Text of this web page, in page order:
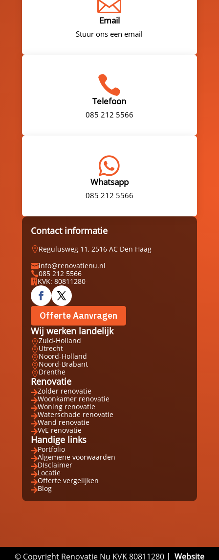
Email
Stuur ons een email

Telefoon
085 212 5566

Whatsapp
085 212 5566
Contact informatie
Regulusweg 11, 2516 AC Den Haag
info@renovatienu.nl
085 212 5566
 KVK: 80811280
Offerte Aanvragen
Wij werken landelijk
Zuid-Holland
Utrecht
Noord-Holland
Noord-Brabant
Drenthe
Renovatie
Zolder renovatie
Woonkamer renovatie
Woning renovatie
Waterschade renovatie
Wand renovatie
VvE renovatie
Handige links
Portfolio
Algemene voorwaarden
DIsclaimer
Locatie
Offerte vergelijken
Blog
© Copyright Renovatie Nu KVK 80811280 | Website